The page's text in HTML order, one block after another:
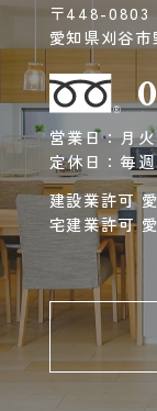
〒448-0803
愛知県刈谷
営業日：月
定休日：毎
建設業許可
宅建業許可